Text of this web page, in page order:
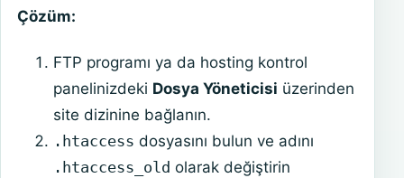
Çözüm:
FTP programı ya da hosting kontrol
panelinizdeki Dosya Yöneticisi üzerinden
site dizinine bağlanın.
.htaccess dosyasını bulun ve adını
.htaccess_old olarak değiştirin